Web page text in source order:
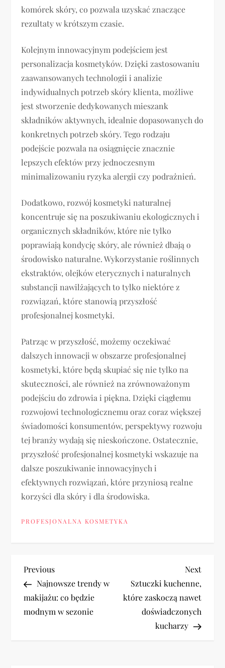
komórek skóry, co pozwala uzyskać znaczące
rezultaty w krótszym czasie.
Kolejnym innowacyjnym podejściem jest
personalizacja kosmetyków. Dzięki zastosowaniu
zaawansowanych technologii i analizie
indywidualnych potrzeb skóry klienta, możliwe
jest stworzenie dedykowanych mieszank
składników aktywnych, idealnie dopasowanych do
konkretnych potrzeb skóry. Tego rodzaju
podejście pozwala na osiągnięcie znacznie
lepszych efektów przy jednoczesnym
minimalizowaniu ryzyka alergii czy podrażnień.
Dodatkowo, rozwój kosmetyki naturalnej
koncentruje się na poszukiwaniu ekologicznych i
organicznych składników, które nie tylko
poprawiają kondycję skóry, ale również dbają o
środowisko naturalne. Wykorzystanie roślinnych
ekstraktów, olejków eterycznych i naturalnych
substancji nawilżających to tylko niektóre z
rozwiązań, które stanowią przyszłość
profesjonalnej kosmetyki.
Patrząc w przyszłość, możemy oczekiwać
dalszych innowacji w obszarze profesjonalnej
kosmetyki, które będą skupiać się nie tylko na
skuteczności, ale również na zrównoważonym
podejściu do zdrowia i piękna. Dzięki ciągłemu
rozwojowi technologicznemu oraz coraz większej
świadomości konsumentów, perspektywy rozwoju
tej branży wydają się nieskończone. Ostatecznie,
przyszłość profesjonalnej kosmetyki wskazuje na
dalsze poszukiwanie innowacyjnych i
efektywnych rozwiązań, które przyniosą realne
korzyści dla skóry i dla środowiska.
PROFESJONALNA KOSMETYKA
N
a
w
Previous
Post
Previous
Najnowsze trendy w
makijażu: co będzie
modnym w sezonie
Next
Next
Sztuczki kuchenne,
które zaskoczą nawet
doświadczonych
kucharzy